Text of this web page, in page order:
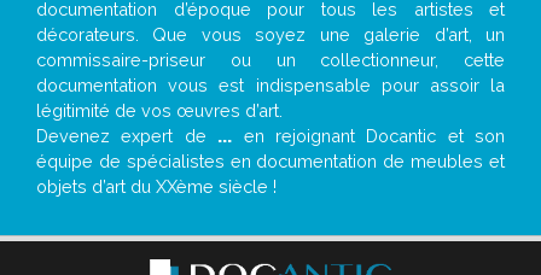
documentation d’époque pour tous les artistes et
décorateurs. Que vous soyez une galerie d’art, un
commissaire-priseur ou un collectionneur, cette
documentation vous est indispensable pour assoir la
légitimité de vos œuvres d’art.
Devenez expert de ... en rejoignant Docantic et son
équipe de spécialistes en documentation de meubles et
objets d’art du XXème siècle !